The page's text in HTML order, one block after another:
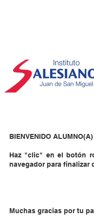
BIENVENIDO ALUMNO(A)
Haz "clic" en el botón
navegador para finalizar
Muchas gracias por tu